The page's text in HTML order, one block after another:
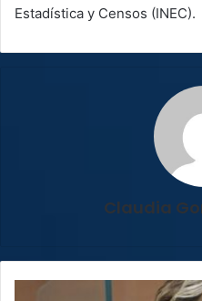
Estadística y Censos (INEC).
Claudia
Diputada